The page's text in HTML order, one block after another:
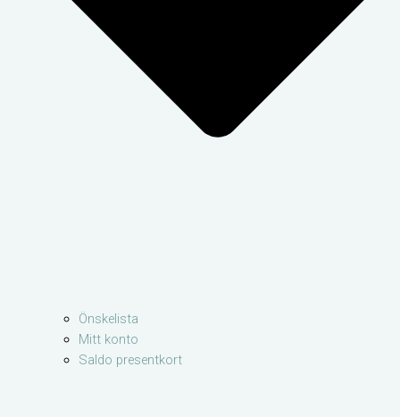
Önskelista
Mitt konto
Saldo presentkort